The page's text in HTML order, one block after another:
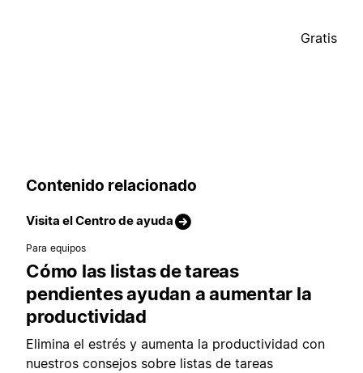
Gratis
Contenido relacionado
Visita el Centro de ayuda
Para equipos
Cómo las listas de tareas
pendientes ayudan a aumentar la
productividad
Elimina el estrés y aumenta la productividad con
nuestros consejos sobre listas de tareas